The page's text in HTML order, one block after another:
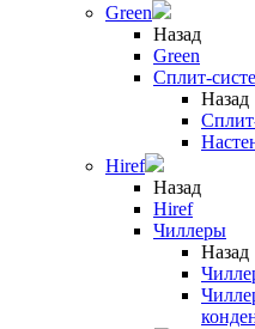
Green
Назад
Green
Сплит-
Назад
Hiref
Назад
Hiref
Чиллеры
Назад